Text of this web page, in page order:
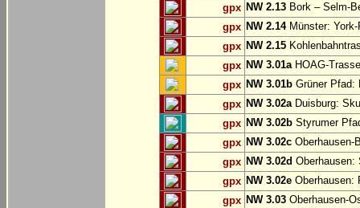
gpx NW 2.13 Bork – Selm-
gpx NW 2.14Münster: York-
gpx NW 2.15
gpx NW 3.01aHOAG-
gpx NW 3.01b Grüner Pfad:
gpx NW 3.02aDuisburg:
gpx NW 3.02b Styrumer
gpx NW 3.02c Oberhausen-
gpx NW 3.02d Oberhausen:
gpx NW 3.02e Oberhausen:
gpx NW 3.03 Oberhausen-